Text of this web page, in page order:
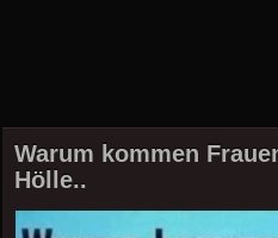
Warum kommen
Hölle..